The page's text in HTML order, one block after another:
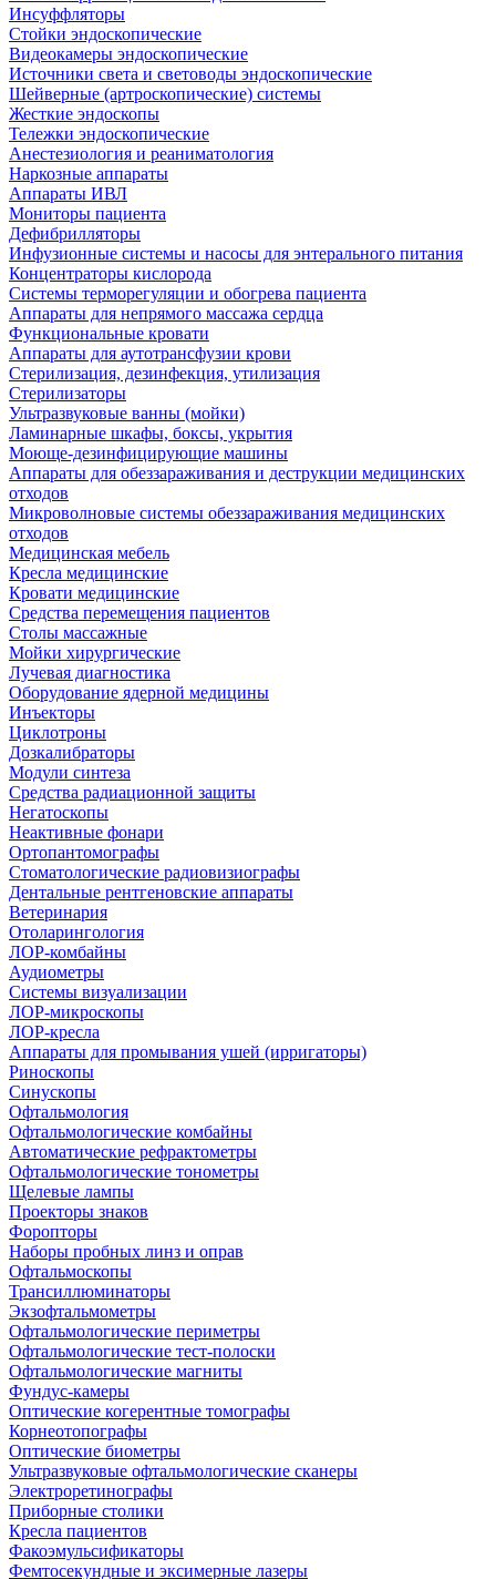
Инсуффляторы
Стойки эндоскопические
Видеокамеры эндоскопические
Источники света и световоды эндоскопические
Шейверные (артроскопические) системы
Жесткие эндоскопы
Тележки эндоскопические
Анестезиология и реаниматология
Наркозные аппараты
Аппараты ИВЛ
Мониторы пациента
Дефибрилляторы
Инфузионные системы и насосы для энтерального питания
Концентраторы кислорода
Системы терморегуляции и обогрева пациента
Аппараты для непрямого массажа сердца
Функциональные кровати
Аппараты для аутотрансфузии крови
Стерилизация, дезинфекция, утилизация
Стерилизаторы
Ультразвуковые ванны (мойки)
Ламинарные шкафы, боксы, укрытия
Моюще-дезинфицирующие машины
Аппараты для обеззараживания и деструкции медицинских
отходов
Микроволновые системы обеззараживания медицинских
отходов
Медицинская мебель
Кресла медицинские
Кровати медицинские
Средства перемещения пациентов
Столы массажные
Мойки хирургические
Лучевая диагностика
Оборудование ядерной медицины
Инъекторы
Циклотроны
Дозкалибраторы
Модули синтеза
Средства радиационной защиты
Негатоскопы
Неактивные фонари
Ортопантомографы
Стоматологические радиовизиографы
Дентальные рентгеновские аппараты
Ветеринария
Отоларингология
ЛОР-комбайны
Аудиометры
Системы визуализации
ЛОР-микроскопы
ЛОР-кресла
Аппараты для промывания ушей (ирригаторы)
Риноскопы
Синускопы
Офтальмология
Офтальмологические комбайны
Автоматические рефрактометры
Офтальмологические тонометры
Щелевые лампы
Проекторы знаков
Форопторы
Наборы пробных линз и оправ
Офтальмоскопы
Трансиллюминаторы
Экзофтальмометры
Офтальмологические периметры
Офтальмологические тест-полоски
Офтальмологические магниты
Фундус-камеры
Оптические когерентные томографы
Корнеотопографы
Оптические биометры
Ультразвуковые офтальмологические сканеры
Электроретинографы
Приборные столики
Кресла пациентов
Факоэмульсификаторы
Фемтосекундные и эксимерные лазеры